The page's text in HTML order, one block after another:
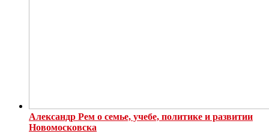
Александр Рем о семье, учебе, политике и развитии
Новомосковска